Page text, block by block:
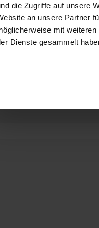
die Zugriffe auf unsere
an unsere Partner
mit
Dienste gesammelt